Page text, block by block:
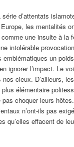
d’attentats
les mentalités
une insulte à la
intolérable
un
ignorer l’impact. Le
cieux. D’ailleurs,
élémentaire
choquer leurs
n’ont-ils pas
qu’elles effacent de